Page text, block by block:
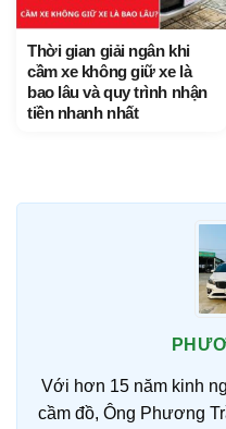
Thời gian giải ngân khi
cầm xe không giữ xe là
bao lâu và quy trình nhận
tiền nhanh nhất
Với hơn 15 năm kinh
cầm đồ, Ông Phương